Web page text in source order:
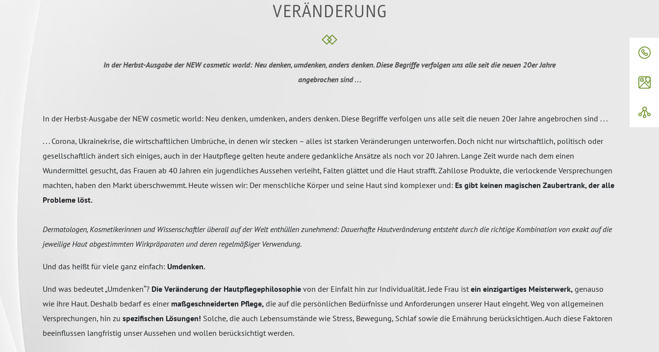
VERÄNDERUNG
In der Herbst-Ausgabe der NEW cosmetic world: Neu denken, umdenken, anders denken. Diese Begriffe verfolgen uns alle seit die neuen 20er Jahre
angebrochen sind . . .
In der Herbst-Ausgabe der NEW cosmetic world: Neu denken, umdenken, anders denken. Diese Begriffe verfolgen uns alle seit die neuen 20er Jahre angebrochen sind . . .
. . . Corona, Ukrainekrise, die wirtschaftlichen Umbrüche, in denen wir stecken – alles ist starken Veränderungen unterworfen. Doch nicht nur wirtschaftlich, politisch oder
gesellschaftlich ändert sich einiges, auch in der Hautpflege gelten heute andere gedankliche Ansätze als noch vor 20 Jahren. Lange Zeit wurde nach dem einen
Wundermittel gesucht, das Frauen ab 40 Jahren ein jugendliches Aussehen verleiht, Falten glättet und die Haut strafft. Zahllose Produkte, die verlockende Versprechungen
machten, haben den Markt überschwemmt. Heute wissen wir: Der menschliche Körper und seine Haut sind komplexer und: Es gibt keinen magischen Zaubertrank, der alle
Probleme löst.
Dermatologen, Kosmetikerinnen und Wissenschaftler überall auf der Welt enthüllen zunehmend: Dauerhafte Hautveränderung entsteht durch die richtige Kombination von exakt auf die
jeweilige Haut abgestimmten Wirkpräparaten und deren regelmäßiger Verwendung.
Und das heißt für viele ganz einfach: Umdenken.
Und was bedeutet „Umdenken“? Die Veränderung der Hautpflegephilosophie von der Einfalt hin zur Individualität. Jede Frau ist ein einzigartiges Meisterwerk, genauso
wie ihre Haut. Deshalb bedarf es einer maßgeschneiderten Pflege, die auf die persönlichen Bedürfnisse und Anforderungen unserer Haut eingeht. Weg von allgemeinen
Versprechungen, hin zu spezifischen Lösungen! Solche, die auch Lebensumstände wie Stress, Bewegung, Schlaf sowie die Ernährung berücksichtigen. Auch diese Faktoren
beeinflussen langfristig unser Aussehen und wollen berücksichtigt werden.